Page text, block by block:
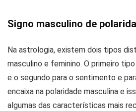
Signo masculino de
Na astrologia, existem dois tipos
masculino e feminino. O primeiro
e o segundo para o sentimento e
encaixa na polaridade masculina e
algumas das características mais